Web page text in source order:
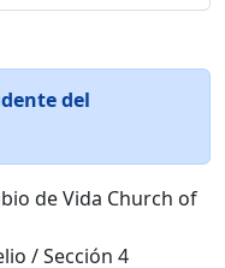
del
de Vida Church of
/ Sección 4